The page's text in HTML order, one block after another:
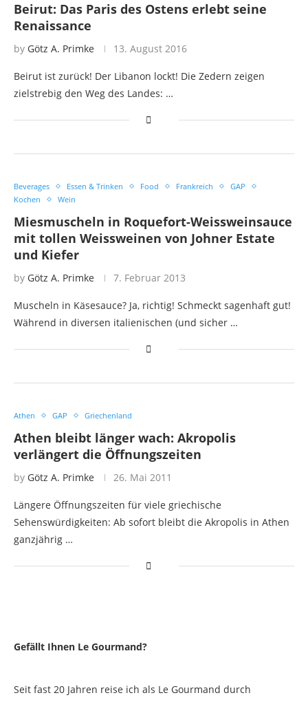
Beirut: Das Paris des Ostens erlebt seine
Renaissance
by Götz A. Primke 13. August 2016
Beirut ist zurück! Der Libanon lockt! Die Zedern zeigen
zielstrebig den Weg des Landes: …
Beverages Essen & Trinken Food Frankreich
GAP
Kochen
Wein
Miesmuscheln in Roquefort-Weissweinsauce
mit tollen Weissweinen von Johner Estate
und Kiefer
by Götz A. Primke 7. Februar 2013
Muscheln in Käsesauce? Ja, richtig! Schmeckt sagenhaft gut!
Während in diversen italienischen (und sicher …
Athen GAP Griechenland
Athen bleibt länger wach: Akropolis
verlängert die Öffnungszeiten
by Götz A. Primke 26. Mai 2011
Längere Öffnungszeiten für viele griechische
Sehenswürdigkeiten: Ab sofort bleibt die Akropolis in Athen
ganzjährig …
Gefällt Ihnen Le Gourmand?
Seit fast 20 Jahren reise ich als Le Gourmand durch